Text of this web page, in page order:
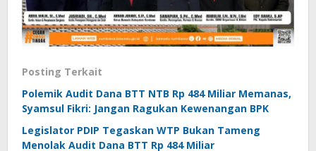
Posting Terkait
Polemik Audit Dana BTT NTB Rp 484 Miliar Memanas,
Syamsul Fikri: Jangan Ragukan Kewenangan BPK
Legislator PDIP Tegaskan WTP Bukan Tameng
Menolak Audit Dana BTT Rp 484 Miliar